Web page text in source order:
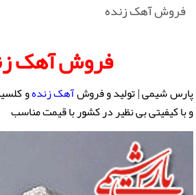
فروش آهک زنده
فروش آهک
پارس شیمی | تولید و فروشآهک زندهو
و با کیفیتی بی نظیر در کشور با قیمت مناسب